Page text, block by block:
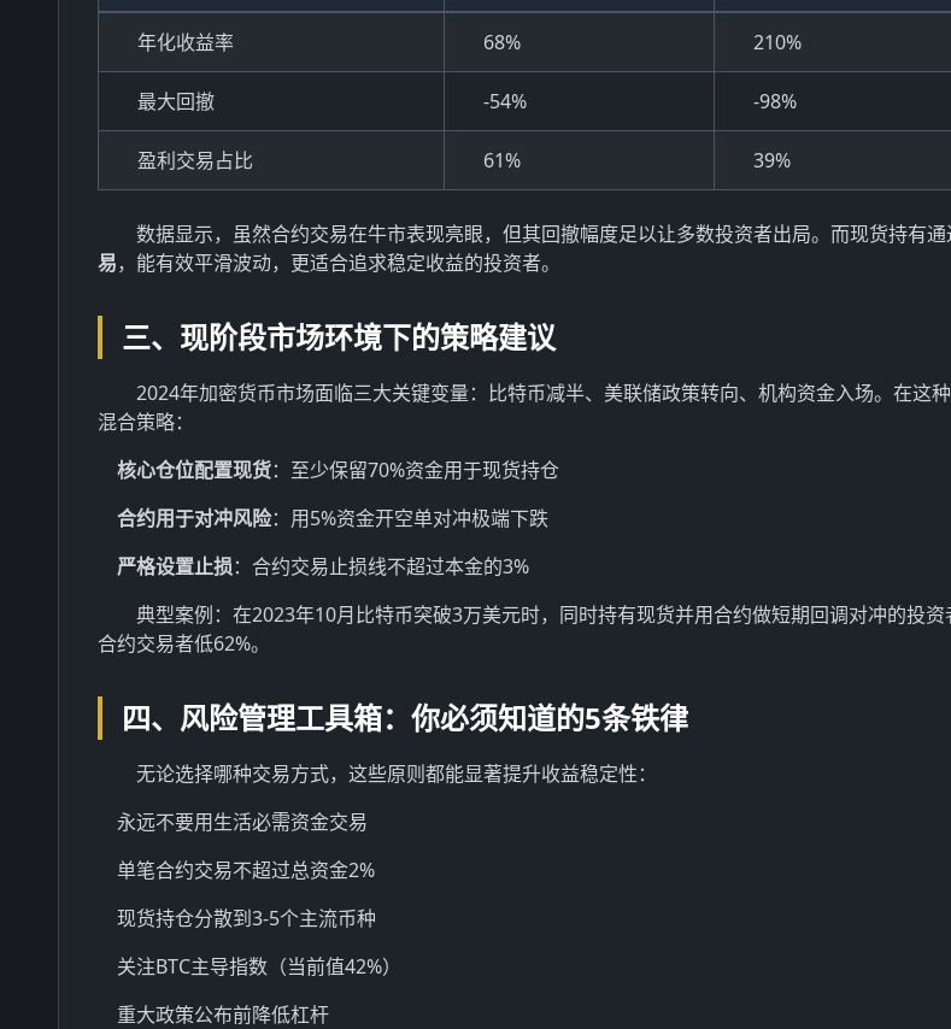
年化收益率 68% 210%
最大回撤 -54% -98%
盈利交易占比 61% 39%
数据显示，虽然合约交易在牛市表现亮眼，但其回撤幅度足以让多数投资者出局。而现货持有通
易，能有效平滑波动，更适合追求稳定收益的投资者。
三、现阶段市场环境下的策略建议
2024年加密货币市场面临三大关键变量：比特币减半、美联储政策转向、机构资金入场。在这
混合策略：
核心仓位配置现货：至少保留70%资金用于现货持仓
合约用于对冲风险：用5%资金开空单对冲极端下跌
严格设置止损：合约交易止损线不超过本金的3%
典型案例：在2023年10月比特币突破3万美元时，同时持有现货并用合约做短期回调对冲的投
合约交易者低62%。
四、风险管理工具箱：你必须知道的5条铁律
无论选择哪种交易方式，这些原则都能显著提升收益稳定性：
永远不要用生活必需资金交易
单笔合约交易不超过总资金2%
现货持仓分散到3-5个主流币种
关注BTC主导指数（当前值42%）
重大政策公布前降低杠杆